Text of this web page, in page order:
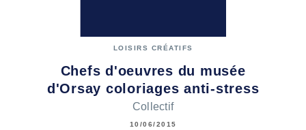
LOISIRS CRÉATIFS
Chefs d'oeuvres du musée
d'Orsay coloriages anti-stress
Collectif
10/06/2015